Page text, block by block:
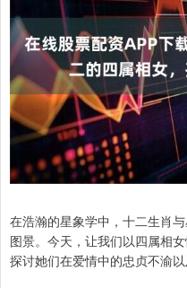
在浩瀚的星象学中，十二生肖
图景。今天，让我们以四属
探讨她们在爱情中的忠贞不渝以